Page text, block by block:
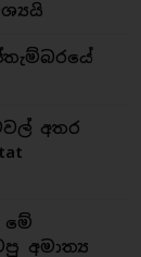
අතර
අමාත්‍ය